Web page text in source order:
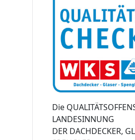
Die
LANDESINNUNG
DER DACHDECKER,